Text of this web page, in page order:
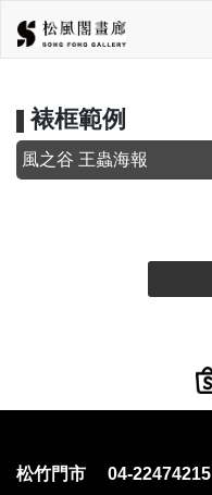
裱框範例
風之谷 王蟲海報
松竹門市 04-22474215